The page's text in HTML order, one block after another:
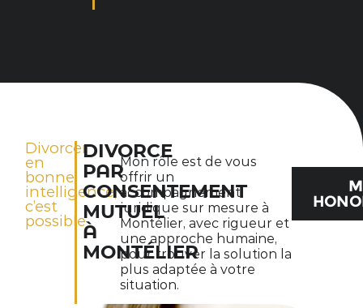
Divorcer
en
bonne
intelligence,
c’est
possible
DIVORCE
PAR
CONSENTEMENT
MUTUEL
À
MONTÉLIER
Mon rôle est de vous
offrir un
accompagnement
juridique sur mesure à
Montélier, avec rigueur et
une approche humaine,
pour trouver la solution la
plus adaptée à votre
situation.